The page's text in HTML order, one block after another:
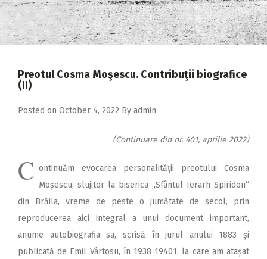
2020
2019
2017
2013
2010
2009
Preotul Cosma Moşescu. Contribuţii biografice
(II)
Posted on October 4, 2022 By admin
(Continuare din nr. 401, aprilie 2022)
C ontinuăm evocarea personalității preotului Cosma
Moșescu, slujitor la biserica „Sfântul Ierarh Spiridon“
din Brăila, vreme de peste o jumătate de secol, prin
reproducerea aici integral a unui document important,
anume autobiografia sa, scrisă în jurul anului 1883 și
publicată de Emil Vârtosu, în 1938‑19401, la care am atașat